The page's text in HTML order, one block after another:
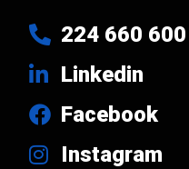
224 660 600
Linkedin
Facebook
Instagram